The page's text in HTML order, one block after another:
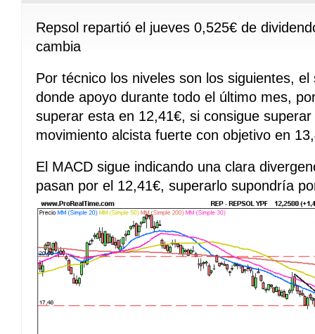
Repsol repartió el jueves 0,525€ de
cambia
Por técnico los niveles son los siguientes,
donde apoyo durante todo el último mes,
superar esta en 12,41€, si consigue
movimiento alcista fuerte con objetivo en
El MACD sigue indicando una clara
pasan por el 12,41€, superarlo supondría